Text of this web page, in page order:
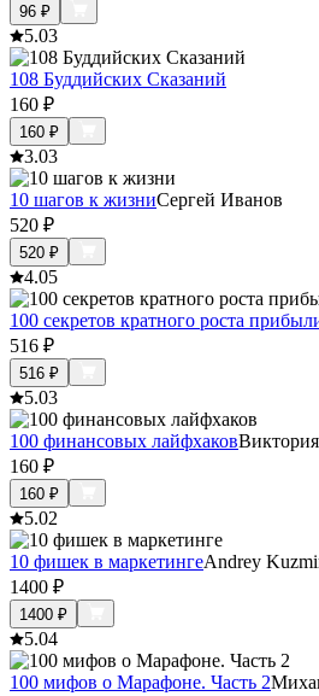
96 ₽
5.03
108 Буддийских Сказаний
160 ₽
160 ₽
3.03
10 шагов к жизниСергей Иванов
520 ₽
520 ₽
4.05
100 секретов кратного роста
516 ₽
516 ₽
5.03
100 финансовых лайфхаков
160 ₽
160 ₽
5.02
10 фишек в маркетингеAndrey
1400 ₽
1400 ₽
5.04
100 мифов о Марафоне. Часть 2